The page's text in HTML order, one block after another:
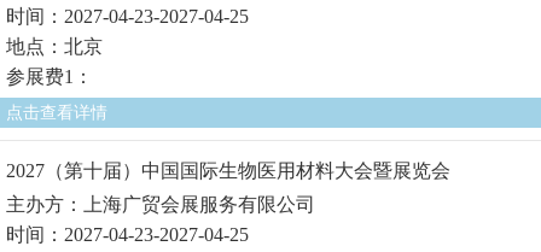
时间：2027-04-23-2027-04-25
地点：北京
参展费1：
点击查看详情
2027（第十届）中国国际生物医用材料大会暨展览会
主办方：上海广贸会展服务有限公司
时间：2027-04-23-2027-04-25